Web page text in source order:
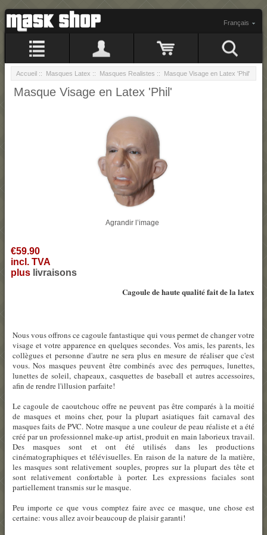
Français
Accueil :: Masques Latex :: Masques Realistes :: Masque Visage en Latex 'Phil'
Masque Visage en Latex 'Phil'
Agrandir l’image
€59.90
incl. TVA
plus livraisons
Cagoule de haute qualité fait de la latex
Nous vous offrons ce cagoule fantastique qui vous permet de changer votre
visage et votre apparence en quelques secondes. Vos amis, les parents, les
collègues et personne d'autre ne sera plus en mesure de réaliser que c'est
vous. Nos masques peuvent être combinés avec des perruques, lunettes,
lunettes de soleil, chapeaux, casquettes de baseball et autres accessoires,
afin de rendre l'illusion parfaite!
Le cagoule de caoutchouc offre ne peuvent pas être comparés à la moitié
de masques et moins cher, pour la plupart asiatiques fait carnaval des
masques faits de PVC. Notre masque a une couleur de peau réaliste et a été
créé par un professionnel make-up artist, produit en main laborieux travail.
Des masques sont et ont été utilisés dans les productions
cinématographiques et télévisuelles. En raison de la nature de la matière,
les masques sont relativement souples, propres sur la plupart des tête et
sont relativement confortable à porter. Les expressions faciales sont
partiellement transmis sur le masque.
Peu importe ce que vous comptez faire avec ce masque, une chose est
certaine: vous allez avoir beaucoup de plaisir garanti!